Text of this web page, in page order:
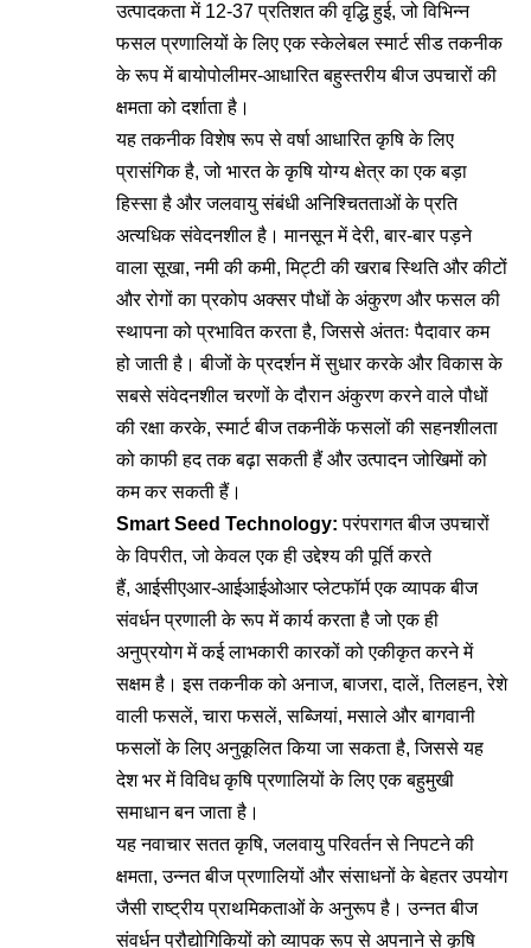
उत्पादकता में 12-37 प्रतिशत की वृद्धि हुई, जो विभिन्न
फसल प्रणालियों के लिए एक स्केलेबल स्मार्ट सीड तकनीक
के रूप में बायोपोलीमर-आधारित बहुस्तरीय बीज उपचारों की
क्षमता को दर्शाता है।
यह तकनीक विशेष रूप से वर्षा आधारित कृषि के लिए
प्रासंगिक है, जो भारत के कृषि योग्य क्षेत्र का एक बड़ा
हिस्सा है और जलवायु संबंधी अनिश्चितताओं के प्रति
अत्यधिक संवेदनशील है। मानसून में देरी, बार-बार पड़ने
वाला सूखा, नमी की कमी, मिट्टी की खराब स्थिति और कीटों
और रोगों का प्रकोप अक्सर पौधों के अंकुरण और फसल की
स्थापना को प्रभावित करता है, जिससे अंततः पैदावार कम
हो जाती है। बीजों के प्रदर्शन में सुधार करके और विकास के
सबसे संवेदनशील चरणों के दौरान अंकुरण करने वाले पौधों
की रक्षा करके, स्मार्ट बीज तकनीकें फसलों की सहनशीलता
को काफी हद तक बढ़ा सकती हैं और उत्पादन जोखिमों को
कम कर सकती हैं।
Smart Seed Technology:परंपरागत बीज उपचारों
के विपरीत, जो केवल एक ही उद्देश्य की पूर्ति करते
हैं, आईसीएआर-आईआईओआर प्लेटफॉर्म एक व्यापक बीज
संवर्धन प्रणाली के रूप में कार्य करता है जो एक ही
अनुप्रयोग में कई लाभकारी कारकों को एकीकृत करने में
सक्षम है। इस तकनीक को अनाज, बाजरा, दालें, तिलहन, रेशे
वाली फसलें, चारा फसलें, सब्जियां, मसाले और बागवानी
फसलों के लिए अनुकूलित किया जा सकता है, जिससे यह
देश भर में विविध कृषि प्रणालियों के लिए एक बहुमुखी
समाधान बन जाता है।
यह नवाचार सतत कृषि, जलवायु परिवर्तन से निपटने की
क्षमता, उन्नत बीज प्रणालियों और संसाधनों के बेहतर उपयोग
जैसी राष्ट्रीय प्राथमिकताओं के अनुरूप है। उन्नत बीज
संवर्धन प्रौद्योगिकियों को व्यापक रूप से अपनाने से कृषि